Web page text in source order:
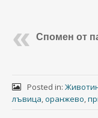
Спомен от
Posted in:
лъвица,оранжево,